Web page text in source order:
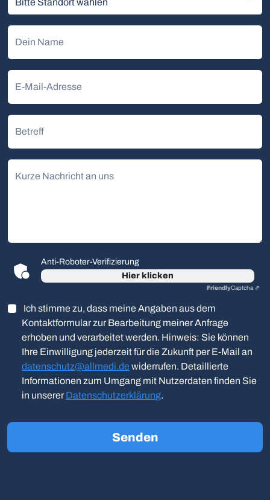
Dein Name
E-Mail-Adresse
Betreff
Kurze Nachricht an uns
Anti-Roboter-Verifizierung
Hier klicken
FriendlyCaptcha ⇗
Ich stimme zu, dass meine Angaben aus dem
Kontaktformular zur Bearbeitung meiner Anfrage
erhoben und verarbeitet werden. Hinweis: Sie können
Ihre Einwilligung jederzeit für die Zukunft per E-Mail an
datenschutz@allmedi.de widerrufen. Detaillierte
Informationen zum Umgang mit Nutzerdaten finden Sie
in unserer Datenschutzerklärung.
Senden